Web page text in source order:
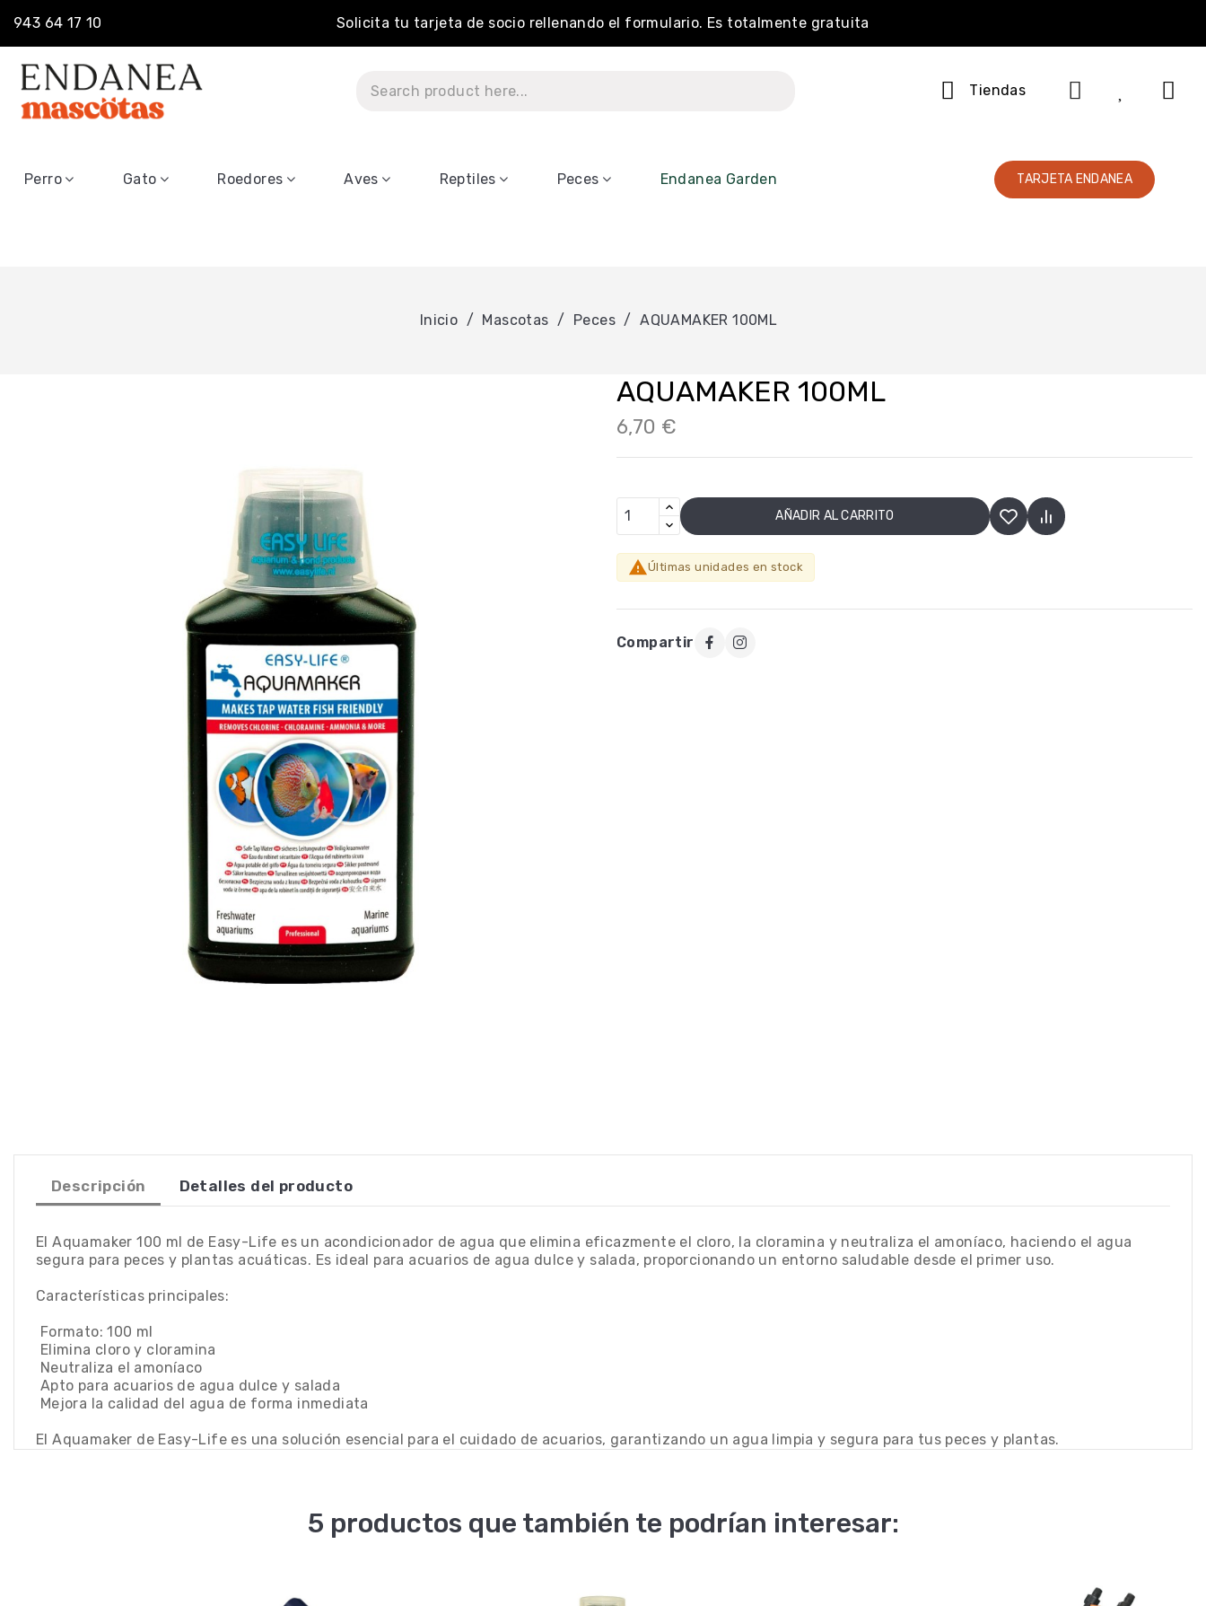
943 64 17 10 Solicita tu tarjeta de socio rellenando el formulario. Es totalmente gratuita
Tiendas
Perro Gato Roedores Aves Reptiles Peces Endanea Garden TARJETA ENDANEA
Inicio Mascotas Peces AQUAMAKER 100ML
AQUAMAKER 100ML
6,70 €
AÑADIR AL CARRITO
Últimas unidades en stock
Compartir
Descripción Detalles del producto
El Aquamaker 100 ml de Easy-Life es un acondicionador de agua que elimina eficazmente el cloro, la cloramina y neutraliza el amoníaco, haciendo el agua
segura para peces y plantas acuáticas. Es ideal para acuarios de agua dulce y salada, proporcionando un entorno saludable desde el primer uso.
Características principales:
 Formato: 100 ml
 Elimina cloro y cloramina
 Neutraliza el amoníaco
 Apto para acuarios de agua dulce y salada
 Mejora la calidad del agua de forma inmediata
El Aquamaker de Easy-Life es una solución esencial para el cuidado de acuarios, garantizando un agua limpia y segura para tus peces y plantas.
5 productos que también te podrían interesar: